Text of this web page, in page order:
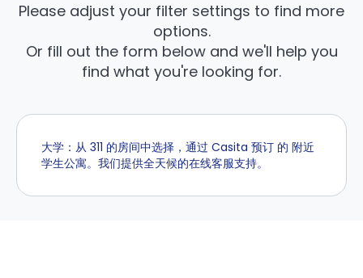
Please adjust your filter settings to find more
options.
Or fill out the form below and we'll help you
find what you're looking for.
大学：从 311 的房间中选择，通过 Casita 预订 的 附近
学生公寓。我们提供全天候的在线客服支持。